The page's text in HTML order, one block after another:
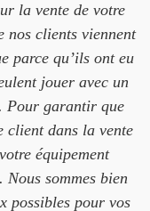
la vente de votre
nos clients viennent
parce qu’ils ont eu
jouer avec un
Pour garantir que
client dans la vente
équipement
sommes bien
possibles pour vos